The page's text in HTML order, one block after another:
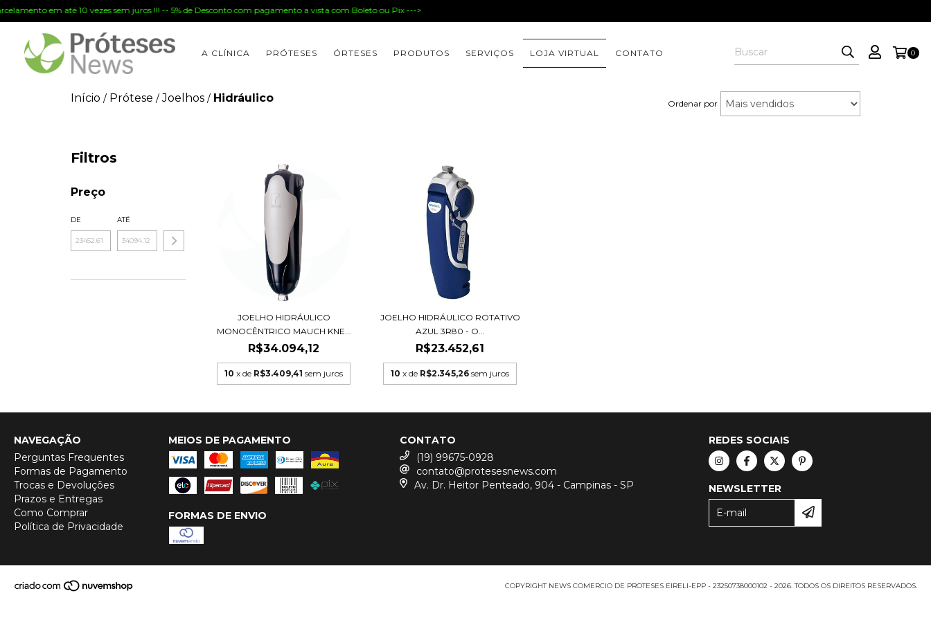
em até 10 vezes sem juros !!! -- 5% de Desconto com pagamento a vista com Boleto ou Pix --->
A CLÍNICA PRÓTESES ÓRTESES PRODUTOS SERVIÇOS LOJA VIRTUAL CONTATO 0
Início / Prótese / Joelhos / Hidráulico Ordenar por
Filtros
Preço
DE ATÉ
JOELHO HIDRÁULICO
MONOCÊNTRICO MAUCH KNE...
R$34.094,12
10 x de R$3.409,41 sem juros
JOELHO HIDRÁULICO ROTATIVO
AZUL 3R80 - O...
R$23.452,61
10 x de R$2.345,26 sem juros
NAVEGAÇÃO
Perguntas Frequentes
Formas de Pagamento
Trocas e Devoluções
Prazos e Entregas
Como Comprar
Política de Privacidade
MEIOS DE PAGAMENTO
FORMAS DE ENVIO
CONTATO
(19) 99675-0928
contato@protesesnews.com
Av. Dr. Heitor Penteado, 904 - Campinas - SP
REDES SOCIAIS
NEWSLETTER
COPYRIGHT NEWS COMERCIO DE PROTESES EIRELI-EPP - 23250738000102 - 2026. TODOS OS DIREITOS RESERVADOS.